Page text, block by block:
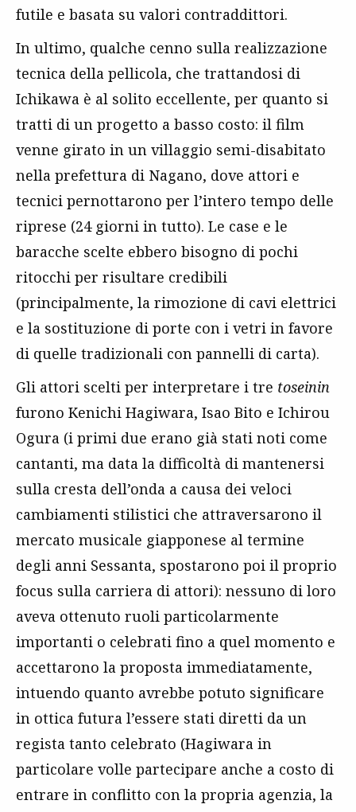
futile e basata su valori contraddittori.
In ultimo, qualche cenno sulla realizzazione
tecnica della pellicola, che trattandosi di
Ichikawa è al solito eccellente, per quanto si
tratti di un progetto a basso costo: il film
venne girato in un villaggio semi-disabitato
nella prefettura di Nagano, dove attori e
tecnici pernottarono per l’intero tempo delle
riprese (24 giorni in tutto). Le case e le
baracche scelte ebbero bisogno di pochi
ritocchi per risultare credibili
(principalmente, la rimozione di cavi elettrici
e la sostituzione di porte con i vetri in favore
di quelle tradizionali con pannelli di carta).
Gli attori scelti per interpretare i tre toseinin
furono Kenichi Hagiwara, Isao Bito e Ichirou
Ogura (i primi due erano già stati noti come
cantanti, ma data la difficoltà di mantenersi
sulla cresta dell’onda a causa dei veloci
cambiamenti stilistici che attraversarono il
mercato musicale giapponese al termine
degli anni Sessanta, spostarono poi il proprio
focus sulla carriera di attori): nessuno di loro
aveva ottenuto ruoli particolarmente
importanti o celebrati fino a quel momento e
accettarono la proposta immediatamente,
intuendo quanto avrebbe potuto significare
in ottica futura l’essere stati diretti da un
regista tanto celebrato (Hagiwara in
particolare volle partecipare anche a costo di
entrare in conflitto con la propria agenzia, la